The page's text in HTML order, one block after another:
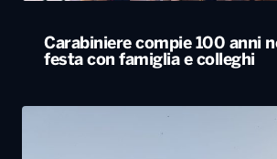
Carabiniere compie 100 anni
festa con famiglia e colleghi